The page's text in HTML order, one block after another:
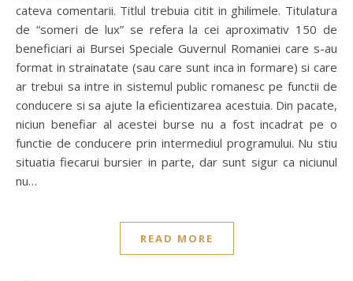
cateva comentarii. Titlul trebuia citit in ghilimele. Titulatura
de “someri de lux” se refera la cei aproximativ 150 de
beneficiari ai Bursei Speciale Guvernul Romaniei care s-au
format in strainatate (sau care sunt inca in formare) si care
ar trebui sa intre in sistemul public romanesc pe functii de
conducere si sa ajute la eficientizarea acestuia. Din pacate,
niciun benefiar al acestei burse nu a fost incadrat pe o
functie de conducere prin intermediul programului. Nu stiu
situatia fiecarui bursier in parte, dar sunt sigur ca niciunul
nu…
READ MORE